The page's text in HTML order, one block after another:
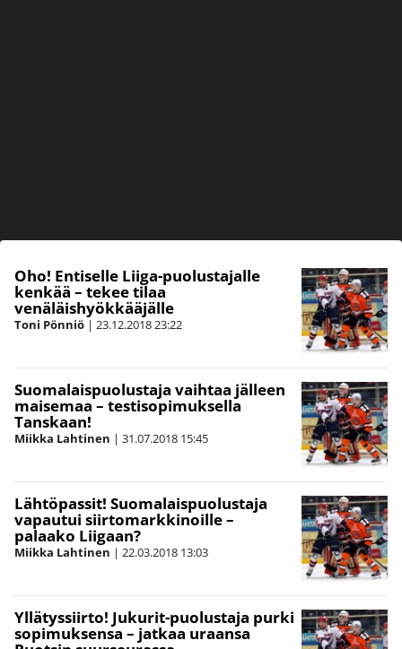
Oho! Entiselle Liiga-puolustajalle
kenkää – tekee tilaa
venäläishyökkääjälle
Toni Pönniö | 23.12.201823:22
Suomalaispuolustaja vaihtaa jälleen
maisemaa – testisopimuksella
Tanskaan!
Miikka Lahtinen | 31.07.2018 15:45
Lähtöpassit! Suomalaispuolustaja
vapautui siirtomarkkinoille –
palaako Liigaan?
Miikka Lahtinen | 22.03.2018 13:03
Yllätyssiirto! Jukurit-puolustaja purki
sopimuksensa – jatkaa uraansa